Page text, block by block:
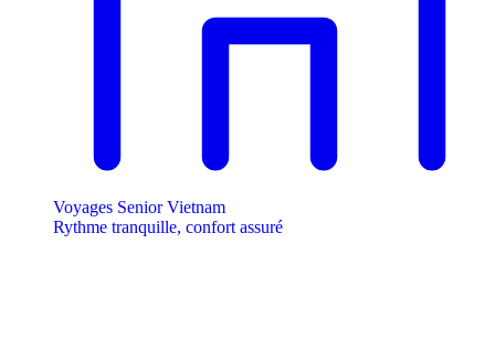
Voyages Senior Vietnam
Rythme tranquille, confort assuré